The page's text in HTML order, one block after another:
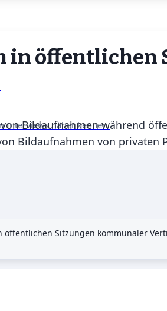
Interviews näher kennen.
in den Fachausschüssen des
in öffentlichen
Bildaufnahmen während
Bildaufnahmen von privaten
öffentlichen Sitzungen kommunaler